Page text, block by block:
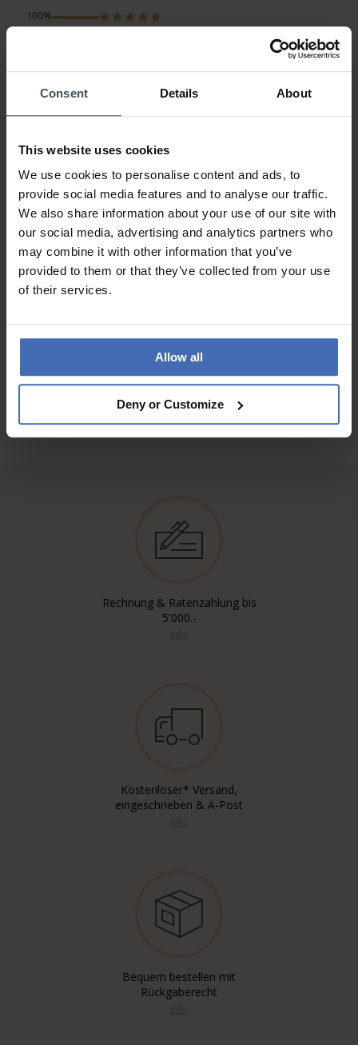
Consent Details About
This website uses cookies
We use cookies to personalise content and ads, to
provide social media features and to analyse our traffic.
We also share information about your use of our site with
our social media, advertising and analytics partners who
may combine it with other information that you’ve
provided to them or that they’ve collected from your use
of their services.
Allow all
Deny or Customize
100%
0%
0%
Wunderschön
PREIS-LEISTUNG
QUALITÄT
Die Uhr sieht genau so schön aus wie auf dem Bild. Die
Grösse ist perfekt, nicht zu gross und nicht zu klein.
Rechnung & Ratenzahlung bis
5'000.-
Kostenloser* Versand,
eingeschrieben & A-Post
Bequem bestellen mit
Rückgaberecht